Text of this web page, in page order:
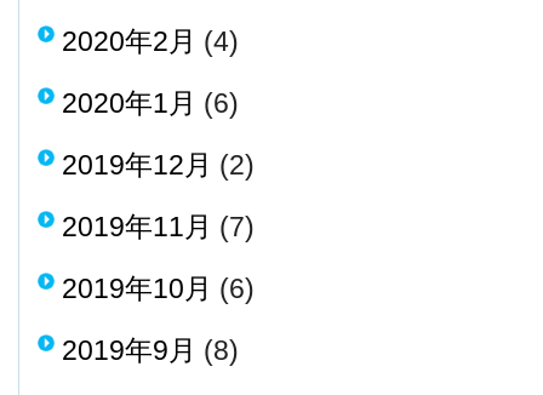
2020年2月 (4)
2020年1月 (6)
2019年12月 (2)
2019年11月 (7)
2019年10月 (6)
2019年9月 (8)